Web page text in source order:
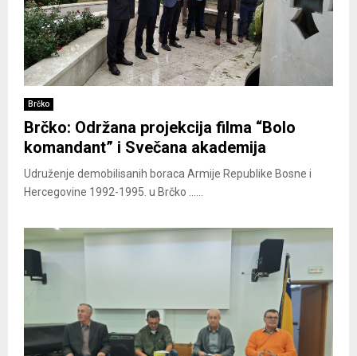
Brčko
Brčko: Održana projekcija filma “Bolo
komandant” i Svečana akademija
Udruženje demobilisanih boraca Armije Republike Bosne i
Hercegovine 1992-1995. u Brčko ......